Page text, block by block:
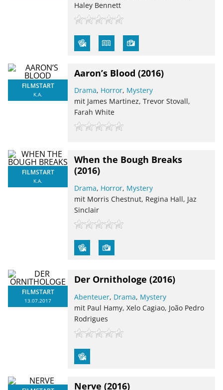
Haley Bennett
FILMSTART
K.A.
Aaron’s Blood (2016)
Drama, Horror, Mystery
mit James Martinez, Trevor Stovall,
Farah White
FILMSTART
K.A.
When the Bough Breaks
(2016)
Drama, Horror, Mystery
mit Morris Chestnut, Regina Hall, Jaz
Sinclair
FILMSTART
13.07.2017
Der Ornithologe (2016)
Abenteuer, Drama, Mystery
mit Paul Hamy, Xelo Cagiao, João Pedro
Rodrigues
Nerve (2016)